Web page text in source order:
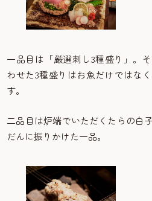
一品目は「厳選刺し3種盛り」。
わせた3種盛りはお魚だけではな
す。
二品目は炉端でいただくたらの白
だんに振りかけた一品。